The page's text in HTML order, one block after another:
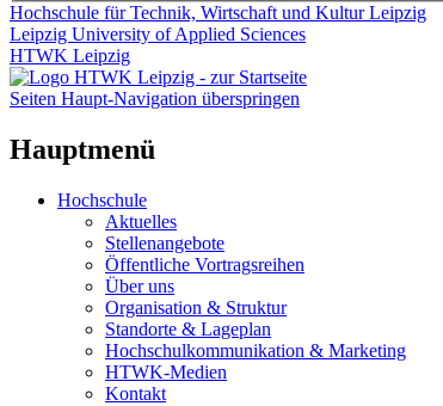
Hochschule für Technik, Wirtschaft und Kultur Leipzig
Leipzig University of Applied Sciences
HTWK Leipzig
Seiten Haupt-Navigation überspringen
Hauptmenü
Hochschule
Aktuelles
Stellenangebote
Öffentliche Vortragsreihen
Über uns
Organisation & Struktur
Standorte & Lageplan
Hochschulkommunikation & Marketing
HTWK-Medien
Kontakt